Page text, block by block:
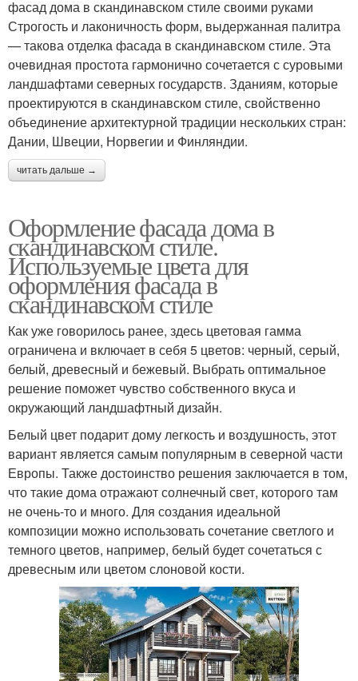
фасад дома в скандинавском стиле своими руками
Строгость и лаконичность форм, выдержанная палитра
— такова отделка фасада в скандинавском стиле. Эта
очевидная простота гармонично сочетается с суровыми
ландшафтами северных государств. Зданиям, которые
проектируются в скандинавском стиле, свойственно
объединение архитектурной традиции нескольких стран:
Дании, Швеции, Норвегии и Финляндии.
читать дальше →
Оформление фасада дома в
скандинавском стиле.
Используемые цвета для
оформления фасада в
скандинавском стиле
Как уже говорилось ранее, здесь цветовая гамма
ограничена и включает в себя 5 цветов: черный, серый,
белый, древесный и бежевый. Выбрать оптимальное
решение поможет чувство собственного вкуса и
окружающий ландшафтный дизайн.
Белый цвет подарит дому легкость и воздушность, этот
вариант является самым популярным в северной части
Европы. Также достоинство решения заключается в том,
что такие дома отражают солнечный свет, которого там
не очень-то и много. Для создания идеальной
композиции можно использовать сочетание светлого и
темного цветов, например, белый будет сочетаться с
древесным или цветом слоновой кости.